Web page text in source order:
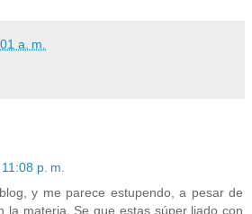
a. m.
p. m.
y me parece estupendo, a pesar de
la materia. Se que estas súper liado con